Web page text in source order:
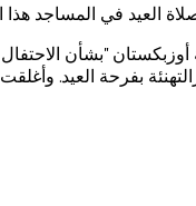
العيد في المساجد هذا
"بشأن
بفرحة العيد.